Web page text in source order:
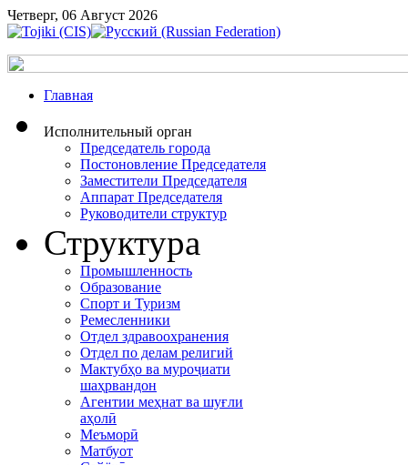
Четверг, 06 Август 2026
Главная
Исполнительный орган
Председатель города
Постоновление Председателя
Заместители Председателя
Аппарат Председателя
Руководители структур
Структура
Промышленность
Образование
Спорт и Туризм
Ремесленники
Отдел здравоохранения
Отдел по делам религий
Мактубҳо ва муроҷиати
шаҳрвандон
Агентии меҳнат ва шуғли
аҳолӣ
Меъморӣ
Матбуот